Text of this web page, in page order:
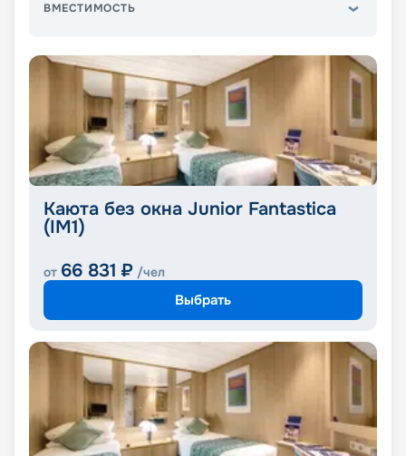
ВМЕСТИМОСТЬ
Каюта без окна Junior Fantastica
(IM1)
от 66 831 ₽ /чел
Выбрать